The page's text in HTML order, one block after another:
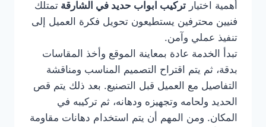
أهمية اختيار تركيب ابواب حديد في الشارقة تمتلك
فنيين محترفين يستطيعون تحويل فكرة العميل إلى
تنفيذ عملي وآمن.
تبدأ الخدمة عادة بمعاينة الموقع وأخذ المقاسات
بدقة، ثم يتم اقتراح التصميم المناسب ومناقشة
التفاصيل مع العميل قبل التصنيع. بعد ذلك يتم قص
الحديد ولحامه وتجهيزه ودهانه، ثم تركيبه في
المكان. ومن المهم أن يتم استخدام دهانات مقاومة